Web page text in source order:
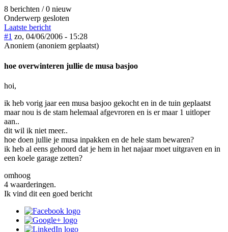
8 berichten / 0 nieuw
Onderwerp gesloten
Laatste bericht
#1 zo, 04/06/2006 - 15:28
Anoniem (anoniem geplaatst)
hoe overwinteren jullie de musa basjoo
hoi,
ik heb vorig jaar een musa basjoo gekocht en in de tuin geplaatst
maar nou is de stam helemaal afgevroren en is er maar 1 uitloper
aan..
dit wil ik niet meer..
hoe doen jullie je musa inpakken en de hele stam bewaren?
ik heb al eens gehoord dat je hem in het najaar moet uitgraven en in
een koele garage zetten?
omhoog
4 waarderingen.
Ik vind dit een goed bericht